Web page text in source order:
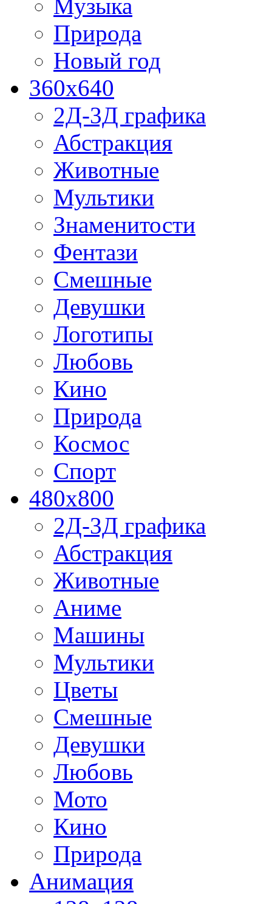
Музыка
Природа
Новый год
360x640
2Д-3Д графика
Абстракция
Животные
Мультики
Знаменитости
Фентази
Смешные
Девушки
Логотипы
Любовь
Кино
Природа
Космос
Спорт
480x800
2Д-3Д графика
Абстракция
Животные
Аниме
Машины
Мультики
Цветы
Смешные
Девушки
Любовь
Мото
Кино
Природа
Анимация